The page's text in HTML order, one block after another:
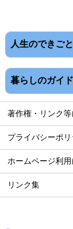
人生のできご
暮らしのガイ
著作権・リンク
プライバシーポリ
ホームページ利
リンク集